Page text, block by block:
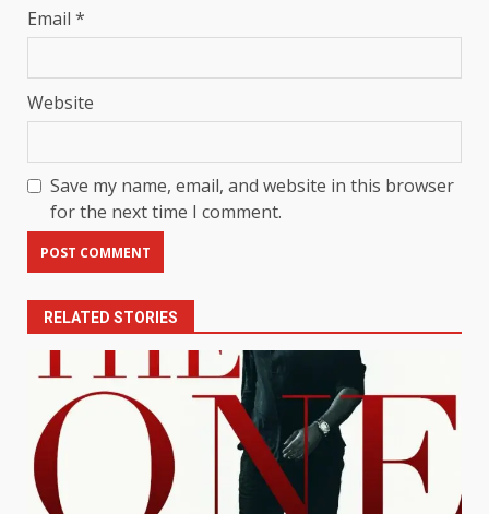
Email *
Website
Save my name, email, and website in this browser
for the next time I comment.
RELATED STORIES